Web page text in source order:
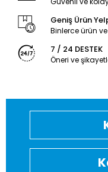
Geniş Ürün
Binlerce ürün
7 / 24 DESTEK
Öneri ve